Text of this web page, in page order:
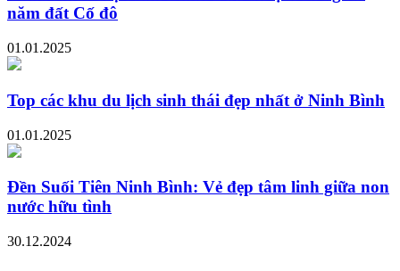
năm đất Cố đô
01.01.2025
Top các khu du lịch sinh thái đẹp nhất ở Ninh Bình
01.01.2025
Đền Suối Tiên Ninh Bình: Vẻ đẹp tâm linh giữa non
nước hữu tình
30.12.2024